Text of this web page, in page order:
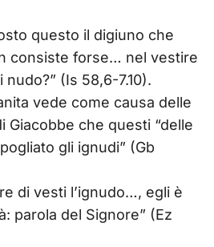
questo il digiuno che
consiste forse… nel vestire
(Is 58,6-7.10).
vede come causa delle
Giacobbe che questi “delle
gli ignudi” (Gb
di vesti l’ignudo…, egli è
parola del Signore” (Ez